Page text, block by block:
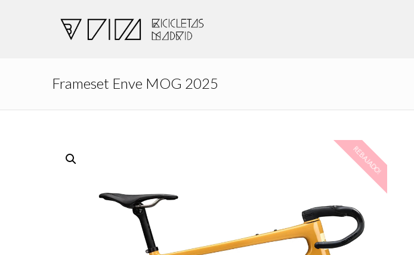
Frameset Enve MOG 2025
REBAJADO!